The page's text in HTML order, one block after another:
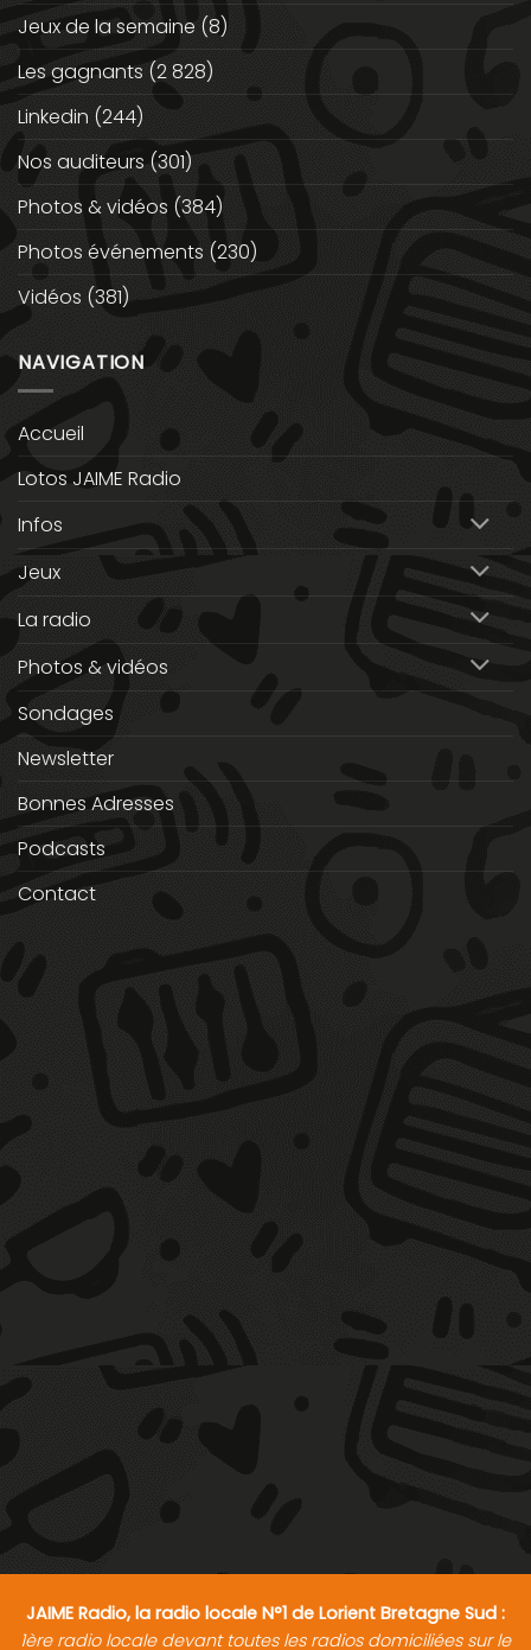
Jeux de la semaine (8)
Les gagnants (2 828)
Linkedin (244)
Nos auditeurs (301)
Photos & vidéos (384)
Photos événements (230)
Vidéos (381)
NAVIGATION
Accueil
Lotos JAIME Radio
Infos
Jeux
La radio
Photos & vidéos
Sondages
Newsletter
Bonnes Adresses
Podcasts
Contact
JAIME Radio, la radio locale N°1 de Lorient Bretagne Sud :
1ère radio locale devant toutes les radios domiciliées sur le